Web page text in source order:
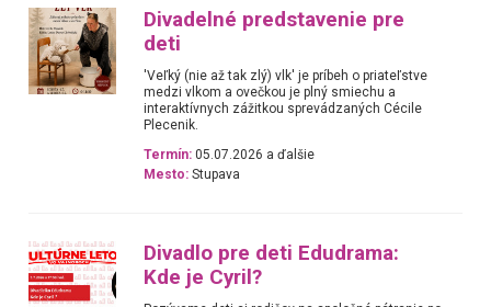
Divadelné predstavenie pre
deti
'Veľký (nie až tak zlý) vlk' je príbeh o priateľstve
medzi vlkom a ovečkou je plný smiechu a
interaktívnych zážitkou sprevádzaných Cécile
Plecenik.
Termín: 05.07.2026 a ďalšie
Mesto: Stupava
Divadlo pre deti Edudrama:
Kde je Cyril?